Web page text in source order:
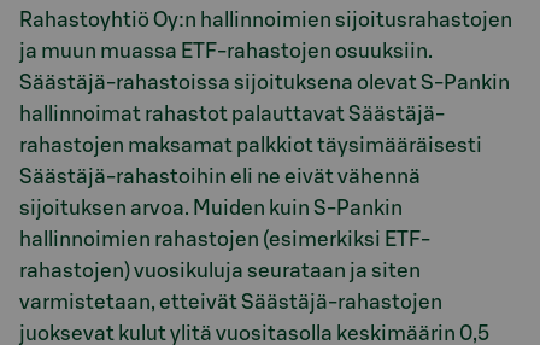
Rahastoyhtiö Oy:n hallinnoimien sijoitusrahastojen
ja muun muassa ETF-rahastojen osuuksiin.
Säästäjä-rahastoissa sijoituksena olevat S-Pankin
hallinnoimat rahastot palauttavat Säästäjä-
rahastojen maksamat palkkiot täysimääräisesti
Säästäjä-rahastoihin eli ne eivät vähennä
sijoituksen arvoa. Muiden kuin S-Pankin
hallinnoimien rahastojen (esimerkiksi ETF-
rahastojen) vuosikuluja seurataan ja siten
varmistetaan, etteivät Säästäjä-rahastojen
juoksevat kulut ylitä vuositasolla keskimäärin 0,5